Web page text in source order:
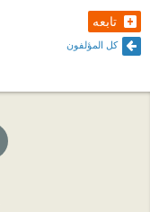
تابعه
كل المؤلفون